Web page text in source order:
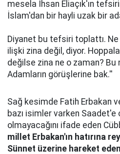
mesela İhsan Eliaçık'ın
İslam'dan bir hayli uzak bir
Diyanet bu tefsiri toplattı. Ne
ilişki zina değil, diyor.
değilse zina ne o zaman? Bu
Adamların görüşlerine bak.''
Sağ kesimde Fatih Erbakan
bazı isimler varken Saadet'e
olmayacağını ifade eden
millet Erbakan'ın hatırına
Sünnet üzerine hareket